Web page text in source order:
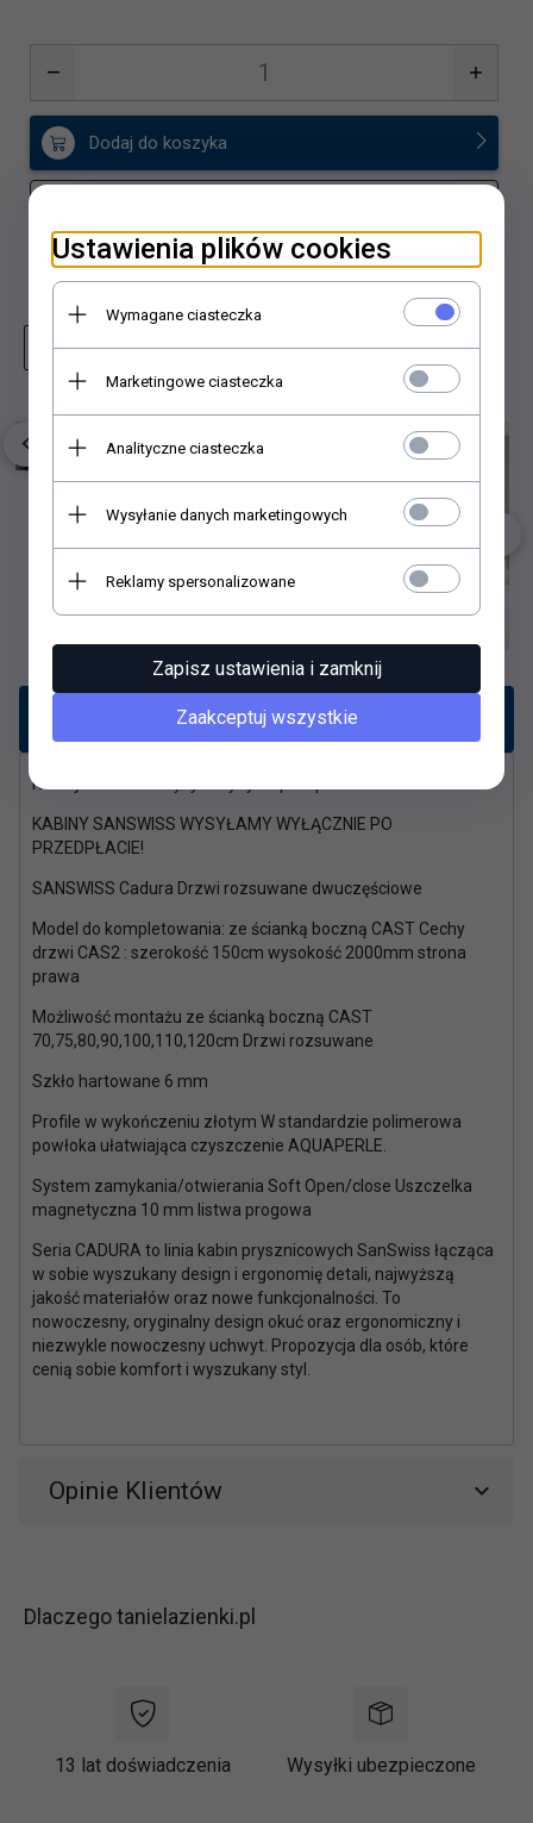
Dodaj do koszyka
Dodaj do schowka
Zapytaj o produkt Wydrukuj stronę
Opis produktu
Kabiny Sanswiss wysyłamy tylko po wpłacie na konto
KABINY SANSWISS WYSYŁAMY WYŁĄCZNIE PO
PRZEDPŁACIE!
SANSWISS Cadura Drzwi rozsuwane dwuczęściowe
Model do kompletowania: ze ścianką boczną CAST Cechy
drzwi CAS2 : szerokość 150cm wysokość 2000mm strona
prawa
Możliwość montażu ze ścianką boczną CAST
70,75,80,90,100,110,120cm Drzwi rozsuwane
Szkło hartowane 6 mm
Profile w wykończeniu złotym W standardzie polimerowa
powłoka ułatwiająca czyszczenie AQUAPERLE.
System zamykania/otwierania Soft Open/close Uszczelka
magnetyczna 10 mm listwa progowa
Seria CADURA to linia kabin prysznicowych SanSwiss łącząca
w sobie wyszukany design i ergonomię detali, najwyższą
jakość materiałów oraz nowe funkcjonalności. To
nowoczesny, oryginalny design okuć oraz ergonomiczny i
niezwykle nowoczesny uchwyt. Propozycja dla osób, które
cenią sobie komfort i wyszukany styl.
Opinie Klientów
Dlaczego tanielazienki.pl
13 lat doświadczenia Wysyłki ubezpieczone
Ustawienia plików cookies
Wymagane ciasteczka
Marketingowe ciasteczka
Analityczne ciasteczka
Wysyłanie danych marketingowych
Reklamy spersonalizowane
Zapisz ustawienia i zamknij
Zaakceptuj wszystkie